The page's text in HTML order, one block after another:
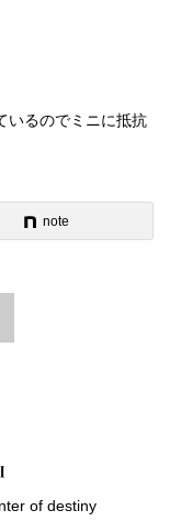
いるのでミニに抵抗
note
of destiny